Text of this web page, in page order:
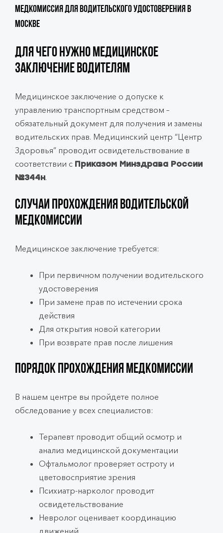
Медкомиссия для водительского удостоверения в
Москве
Для чего нужно медицинское
заключение водителям
Медицинское заключение о допуске к
управлению транспортным средством –
обязательный документ для получения и замены
водительских прав. Медицинский центр “Центр
Здоровья” проводит освидетельствование в
соответствии с Приказом Минздрава России
№344н.
Случаи прохождения водительской
медкомиссии
Медицинское заключение требуется:
При первичном получении водительского
удостоверения
При замене прав по истечении срока
действия
Для открытия новой категории
При возврате прав после лишения
Порядок прохождения медкомиссии
В нашем центре вы пройдете полное
обследование у всех специалистов:
Терапевт проводит общий осмотр и
анализ медицинской документации
Офтальмолог проверяет остроту и
цветовосприятие зрения
Психиатр-нарколог проводит
освидетельствование
Невролог оценивает координацию
движений